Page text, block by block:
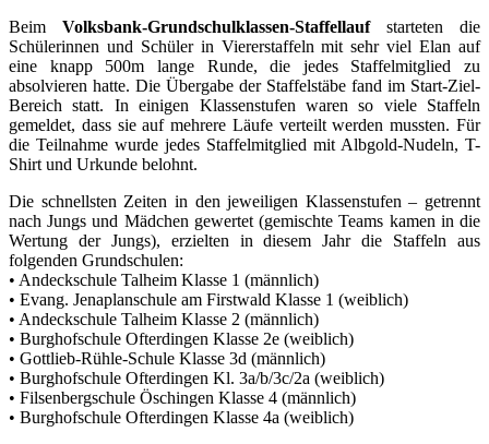
Beim Volksbank-Grundschulklassen-Staffellaufstarteten die
Schülerinnen und Schüler in Viererstaffeln mit sehr viel Elan auf
eine knapp 500m lange Runde, die jedes Staffelmitglied zu
absolvieren hatte. Die Übergabe der Staffelstäbe fand im Start-Ziel-
Bereich statt. In einigen Klassenstufen waren so viele Staffeln
gemeldet, dass sie auf mehrere Läufe verteilt werden mussten. Für
die Teilnahme wurde jedes Staffelmitglied mit Albgold-Nudeln, T-
Shirt und Urkunde belohnt.
Die schnellsten Zeiten in den jeweiligen Klassenstufen – getrennt
nach Jungs und Mädchen gewertet (gemischte Teams kamen in die
Wertung der Jungs), erzielten in diesem Jahr die Staffeln aus
folgenden Grundschulen:
• Andeckschule Talheim Klasse 1 (männlich)
• Evang. Jenaplanschule am Firstwald Klasse 1 (weiblich)
• Andeckschule Talheim Klasse 2 (männlich)
• Burghofschule Ofterdingen Klasse 2e (weiblich)
• Gottlieb-Rühle-Schule Klasse 3d (männlich)
• Burghofschule Ofterdingen Kl. 3a/b/3c/2a (weiblich)
• Filsenbergschule Öschingen Klasse 4 (männlich)
• Burghofschule Ofterdingen Klasse 4a (weiblich)